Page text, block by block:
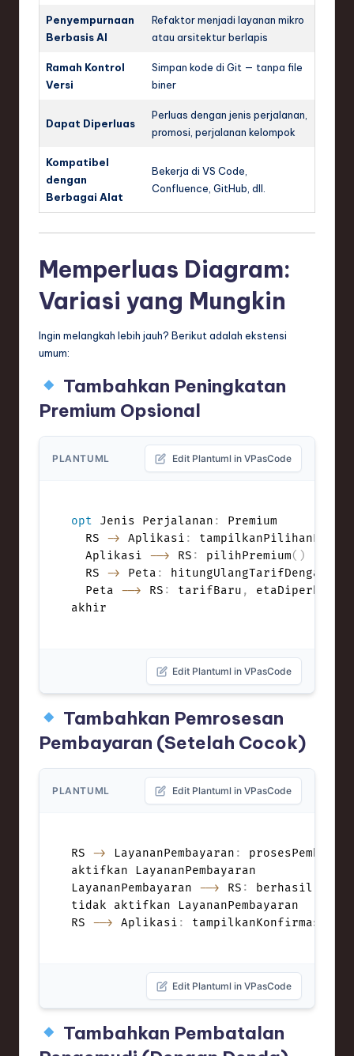
Penyempurnaan
Berbasis AI
Refaktor menjadi layanan mikro
atau arsitektur berlapis
Ramah Kontrol
Versi
Simpan kode di Git — tanpa file
biner
Dapat Diperluas
Perluas dengan jenis perjalanan,
promosi, perjalanan kelompok
Kompatibel
dengan
Berbagai Alat
Bekerja di VS Code,
Confluence, GitHub, dll.
Memperluas Diagram:
Variasi yang Mungkin
Ingin melangkah lebih jauh? Berikut adalah ekstensi
umum:
Tambahkan Peningkatan
Premium Opsional
PLANTUML Edit Plantuml in VPasCode
opt Jenis Perjalanan :
Premium
  RS
-> Aplikasi :
  Aplikasi
--> RS : pilihPremium( )
  RS
-> Peta :
  Peta
--> RS : tarifBaru ,
etaDiperbarui
Edit Plantuml in VPasCode
Tambahkan Pemrosesan
Pembayaran (Setelah Cocok)
PLANTUML Edit Plantuml in VPasCode
RS -> LayananPembayaran :
aktifkan LayananPembayaran
LayananPembayaran --> RS : berhasil
tidak aktifkan LayananPembayaran
RS --> Aplikasi :
Edit Plantuml in VPasCode
Tambahkan Pembatalan